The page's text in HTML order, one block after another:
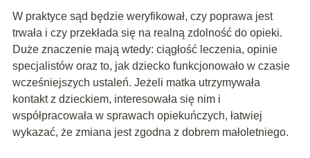
W praktyce sąd będzie weryfikował, czy poprawa jest
trwała i czy przekłada się na realną zdolność do opieki.
Duże znaczenie mają wtedy: ciągłość leczenia, opinie
specjalistów oraz to, jak dziecko funkcjonowało w czasie
wcześniejszych ustaleń. Jeżeli matka utrzymywała
kontakt z dzieckiem, interesowała się nim i
współpracowała w sprawach opiekuńczych, łatwiej
wykazać, że zmiana jest zgodna z dobrem małoletniego.